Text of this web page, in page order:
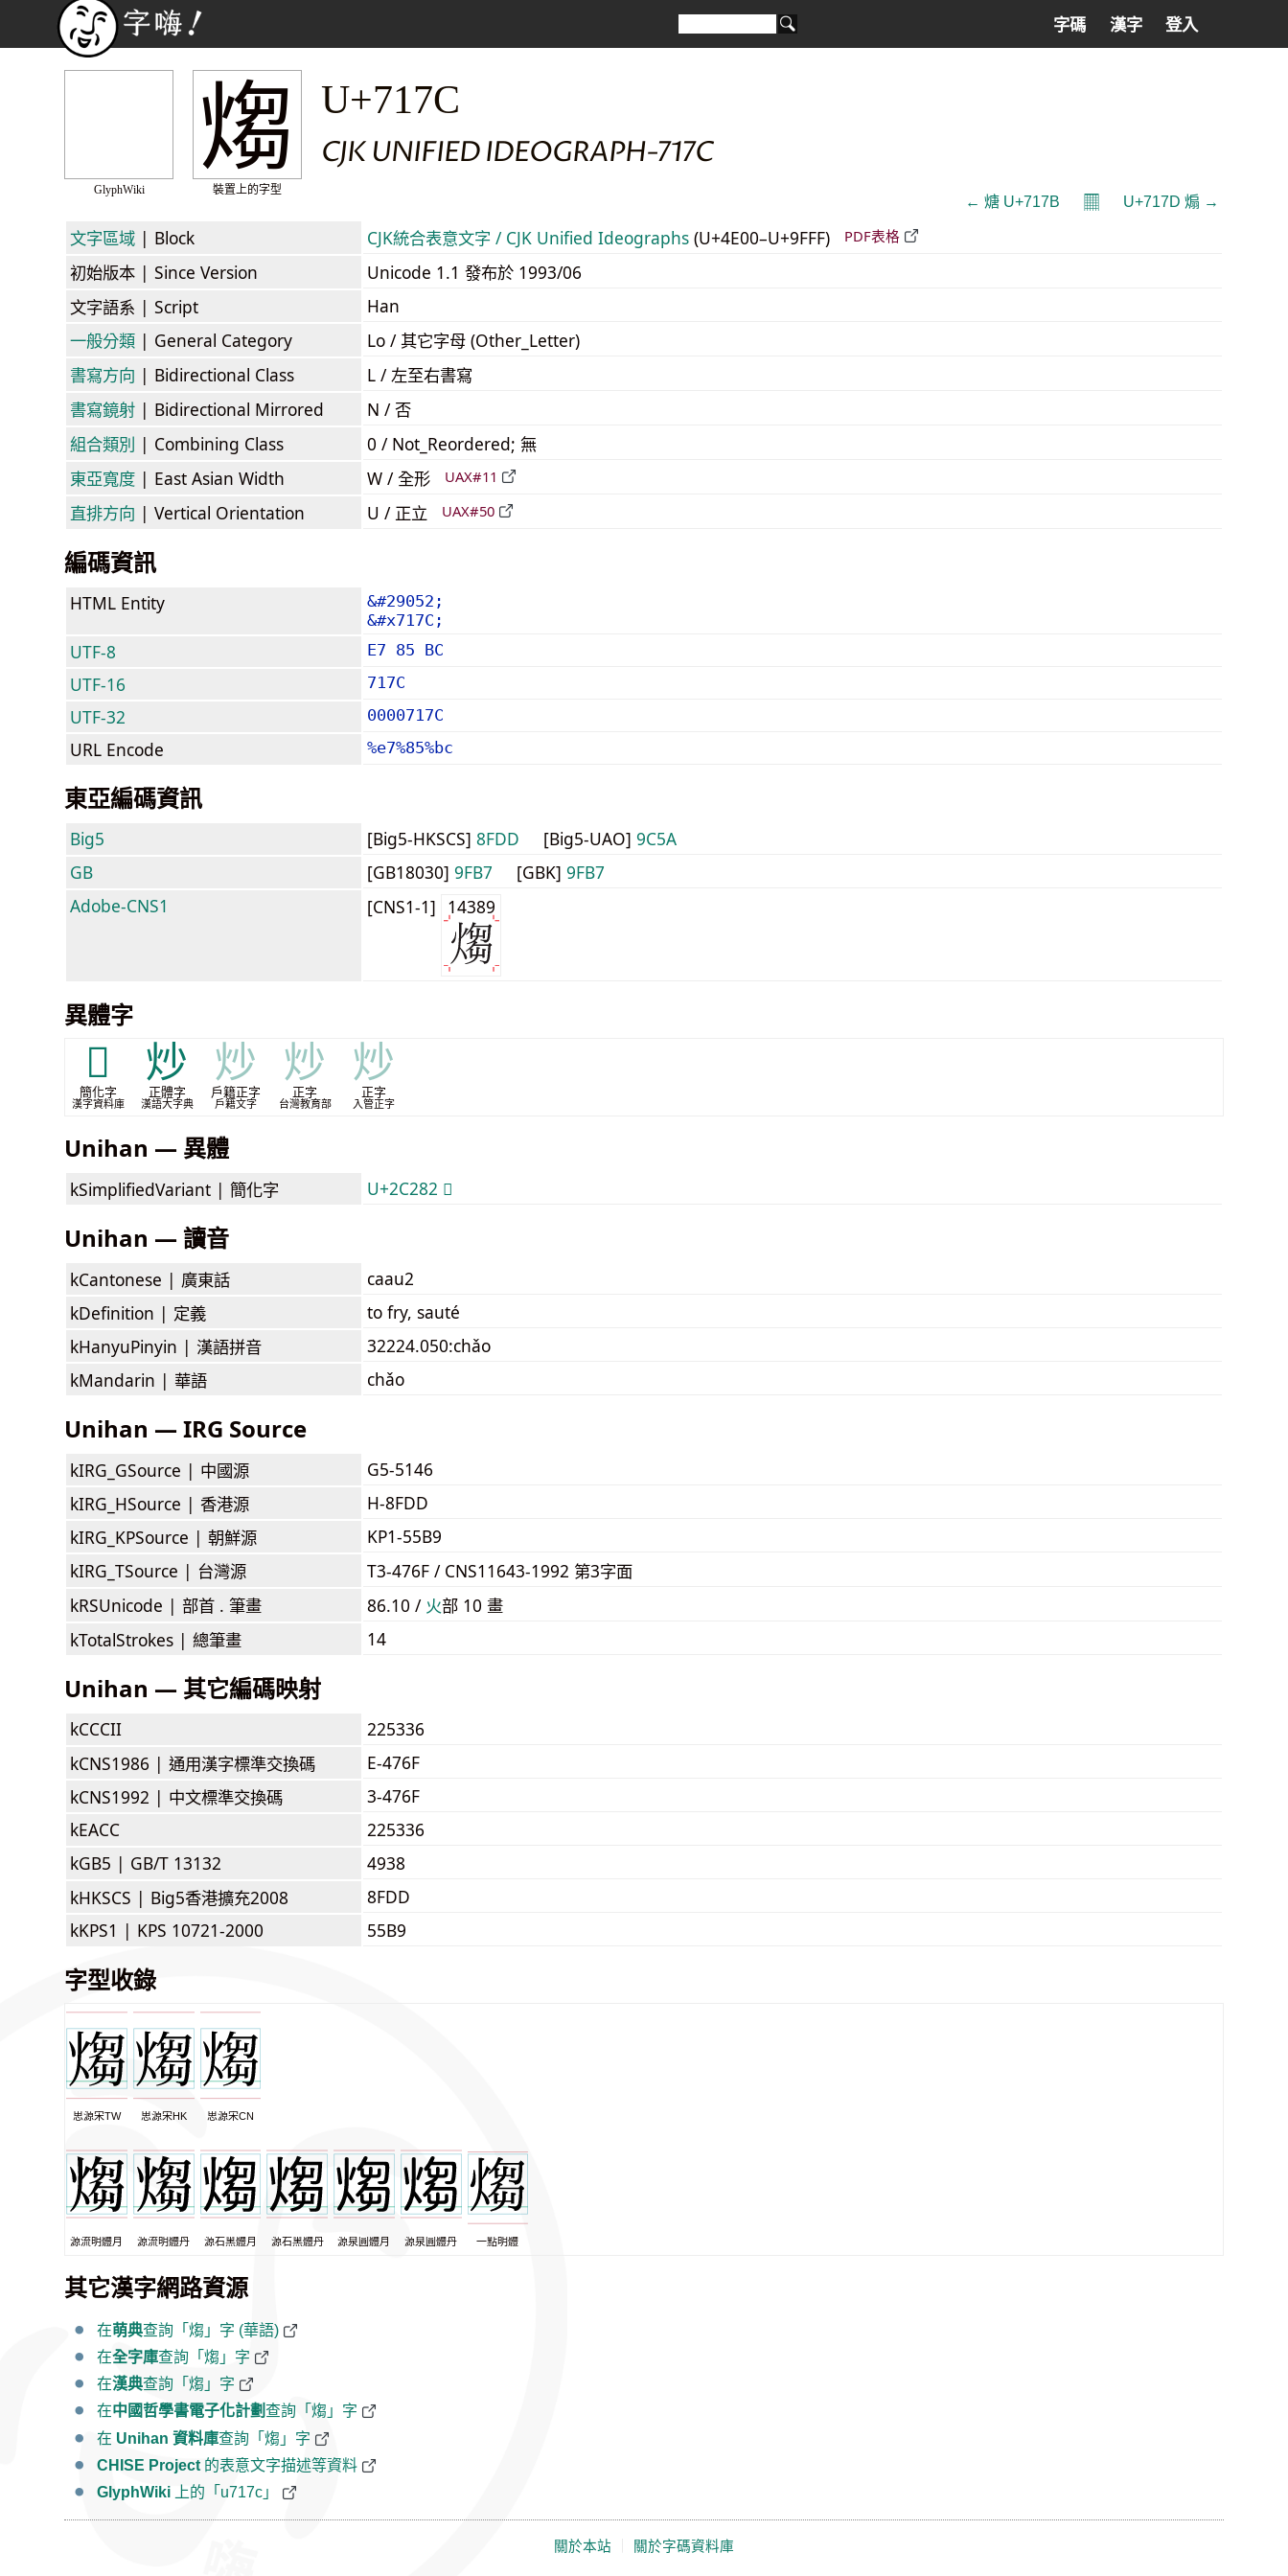
字碼 漢字 登入
GlyphWiki
煼
裝置上的字型
U+717C
CJK UNIFIED IDEOGRAPH-717C
← 煻 U+717B 𝄜 U+717D 煽 →
文字區域 | Block CJK統合表意文字 / CJK Unified Ideographs (U+4E00–U+9FFF) PDF表格
初始版本 | Since Version
Unicode 1.1 發布於 1993/06
文字語系 | Script
Han
一般分類 | General Category
Lo / 其它字母 (Other_Letter)
書寫方向 | Bidirectional Class
L / 左至右書寫
書寫鏡射 | Bidirectional Mirrored
N / 否
組合類別 | Combining Class
0 / Not_Reordered; 無
東亞寬度 | East Asian Width W / 全形 UAX#11
直排方向 | Vertical Orientation U / 正立 UAX#50
編碼資訊
HTML Entity
&#29052;
&#x717C;
UTF-8 E7 85 BC
UTF-16 717C
UTF-32 0000717C
URL Encode %e7%85%bc
東亞編碼資訊
Big5 [Big5-HKSCS] 8FDD [Big5-UAO] 9C5A
GB
[GB18030] 9FB7 [GBK] 9FB7
Adobe-CNS1
[CNS1-1] 14389
異體字
𬊂
簡化字
漢字資料庫
炒
正體字
漢語大字典
炒
戶籍正字
戶籍文字
炒
正字
台灣教育部
炒
正字
入管正字
Unihan — 異體
kSimplifiedVariant | 簡化字 U+2C282 𬊂
Unihan — 讀音
kCantonese | 廣東話
caau2
kDefinition | 定義
to fry, sauté
kHanyuPinyin | 漢語拼音
32224.050:chǎo
kMandarin | 華語 chǎo
Unihan — IRG Source
kIRG_GSource | 中國源
G5-5146
kIRG_HSource | 香港源
H-8FDD
kIRG_KPSource | 朝鮮源
KP1-55B9
kIRG_TSource | 台灣源
T3-476F / CNS11643-1992 第3字面
kRSUnicode | 部首 . 筆畫 86.10 / ⽕部 10 畫
kTotalStrokes | 總筆畫 14
Unihan — 其它編碼映射
kCCCII
225336
kCNS1986 | 通用漢字標準交換碼
E-476F
kCNS1992 | 中文標準交換碼
3-476F
kEACC
225336
kGB5 | GB/T 13132
4938
kHKSCS | Big5香港擴充2008
8FDD
kKPS1 | KPS 10721-2000 55B9
字型收錄
思源宋TW 思源宋HK 思源宋CN
源流明體月 源流明體丹 源石黑體月 源石黑體丹 源泉圓體月 源泉圓體丹 一點明體
其它漢字網路資源
在萌典查詢「煼」字 (華語)
在全字庫查詢「煼」字
在漢典查詢「煼」字
在中國哲學書電子化計劃 查詢「煼」字
在 Unihan 資料庫查詢「煼」字
CHISE Project 的表意文字描述等資料
GlyphWiki 上的「u717c」
關於本站 關於字碼資料庫